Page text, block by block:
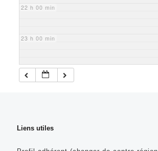
22 h 00 min
23 h 00 min
Liens utiles